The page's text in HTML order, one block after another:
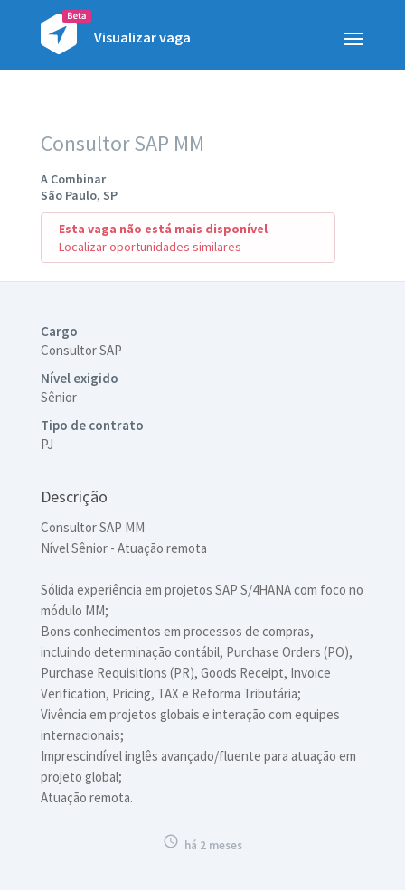
Toggle
Visualizar vaga
Consultor SAP MM
A Combinar
São Paulo, SP
Esta vaga não está mais disponível
Localizar oportunidades similares
Cargo
Consultor SAP
Nível exigido
Sênior
Tipo de contrato
PJ
Descrição
Consultor SAP MM
Nível Sênior - Atuação remota
Sólida experiência em projetos SAP S/4HANA com foco no
módulo MM;
Bons conhecimentos em processos de compras,
incluindo determinação contábil, Purchase Orders (PO),
Purchase Requisitions (PR), Goods Receipt, Invoice
Verification, Pricing, TAX e Reforma Tributária;
Vivência em projetos globais e interação com equipes
internacionais;
Imprescindível inglês avançado/fluente para atuação em
projeto global;
Atuação remota.
 há 2 meses